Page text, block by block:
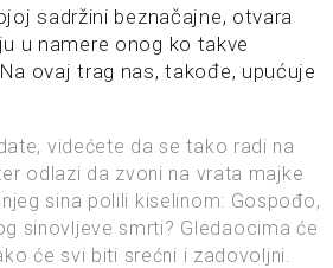
sadržini beznačajne, otvara
u namere onog ko takve
ovaj trag nas, takođe, upućuje
videćete da se tako radi na
odlazi da zvoni na vrata majke
sina polili kiselinom: Gospođo,
sinovljeve smrti? Gledaocima će
će svi biti srećni i zadovoljni.